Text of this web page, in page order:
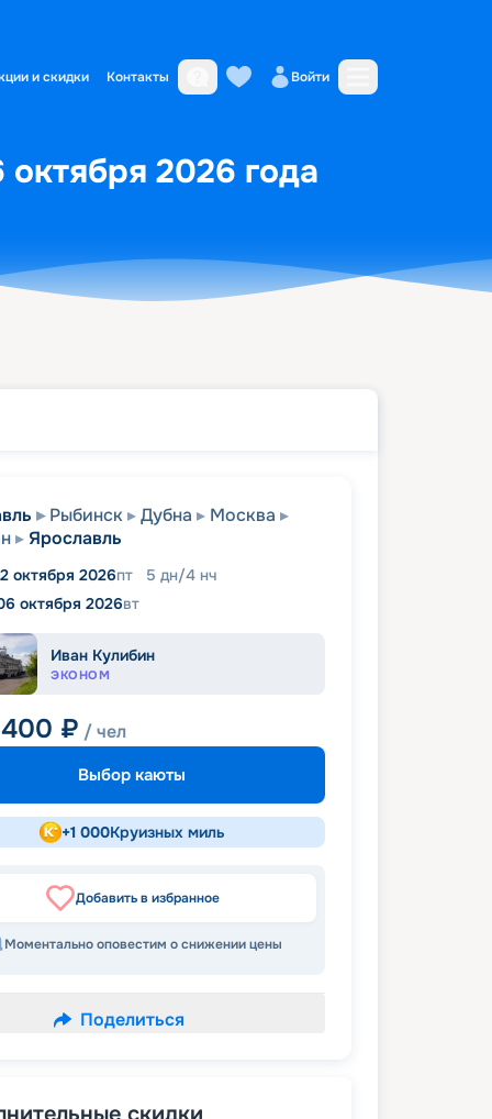
и скидки Контакты Войти
2026 года
Рыбинск Дубна
Москва
Ярославль
октября 2026пт 5 дн/4 нч
октября 2026вт
Иван Кулибин
ЭКОНОМ
₽ / чел
Выбор каюты
+1 000Круизных миль
Добавить в избранное
Моментально оповестим о снижении цены
Поделиться